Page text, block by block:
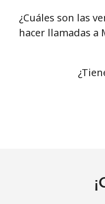
Mariana Islands
Marshall Islands
¿Cuáles son las
hacer llamadas a